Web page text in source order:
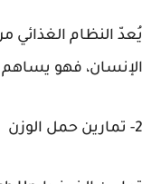
يُعدّ النظام الغذائي
الإنسان، فهو
2- تمارين حمل الوزن